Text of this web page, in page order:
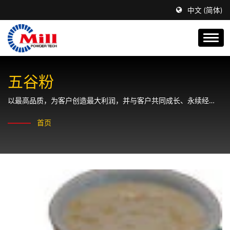
中文 (简体)
五谷粉
以最高品质，为客户创造最大利润，并与客户共同成长、永续经
首页